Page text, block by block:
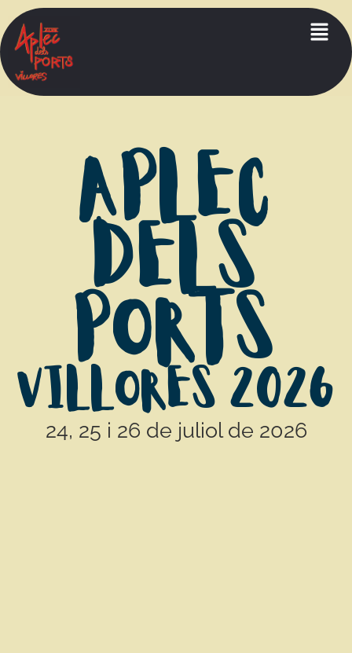
APLEC
DELS
PORTS
VILLORES 2026
24, 25 i 26 de juliol de 2026